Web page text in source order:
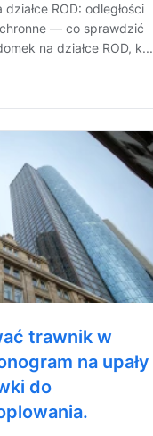
ROD: odległości
— co sprawdzić
na działce ROD, k...
trawnik w
na upały
do